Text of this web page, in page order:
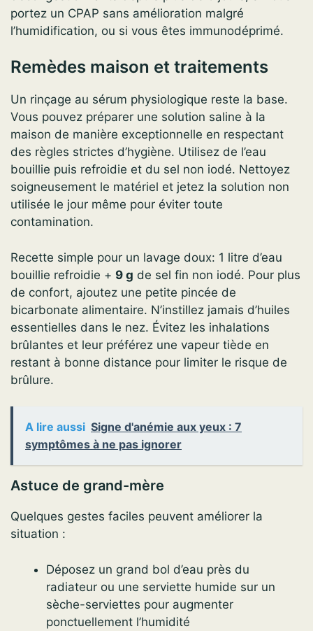
portez un CPAP sans amélioration malgré
l’humidification, ou si vous êtes immunodéprimé.
Remèdes maison et traitements
Un rinçage au sérum physiologique reste la base.
Vous pouvez préparer une solution saline à la
maison de manière exceptionnelle en respectant
des règles strictes d’hygiène. Utilisez de l’eau
bouillie puis refroidie et du sel non iodé. Nettoyez
soigneusement le matériel et jetez la solution non
utilisée le jour même pour éviter toute
contamination.
Recette simple pour un lavage doux: 1 litre d’eau
bouillie refroidie + 9 g de sel fin non iodé. Pour plus
de confort, ajoutez une petite pincée de
bicarbonate alimentaire. N’instillez jamais d’huiles
essentielles dans le nez. Évitez les inhalations
brûlantes et leur préférez une vapeur tiède en
restant à bonne distance pour limiter le risque de
brûlure.
A lire aussi Signe d'anémie aux yeux : 7
symptômes à ne pas ignorer
Astuce de grand-mère
Quelques gestes faciles peuvent améliorer la
situation :
Déposez un grand bol d’eau près du
radiateur ou une serviette humide sur un
sèche-serviettes pour augmenter
ponctuellement l’humidité